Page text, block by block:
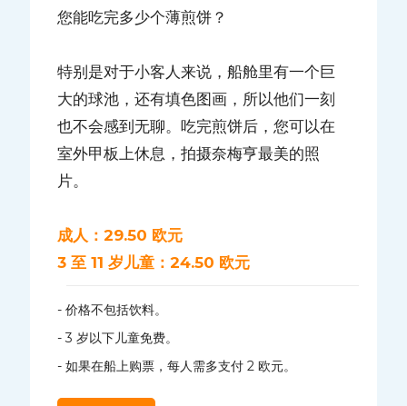
您能吃完多少个薄煎饼？
特别是对于小客人来说，船舱里有一个巨
大的球池，还有填色图画，所以他们一刻
也不会感到无聊。吃完煎饼后，您可以在
室外甲板上休息，拍摄奈梅亨最美的照
片。
成人：29.50 欧元
3 至 11 岁儿童：24.50 欧元
- 价格不包括饮料。
- 3 岁以下儿童免费。
- 如果在船上购票，每人需多支付 2 欧元。